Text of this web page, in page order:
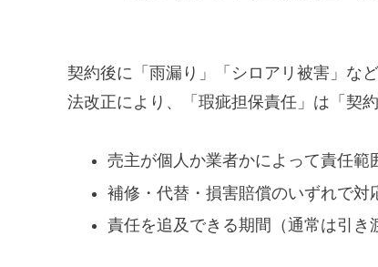
契約後に「雨漏り」「シロアリ被害」な
法改正により、「瑕疵担保責任」は「契
売主が個人か業者かによって責任範
補修・代替・損害賠償のいずれで対
責任を追及できる期間（通常は引き